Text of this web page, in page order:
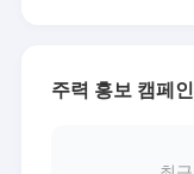
주력 홍보 캠페인